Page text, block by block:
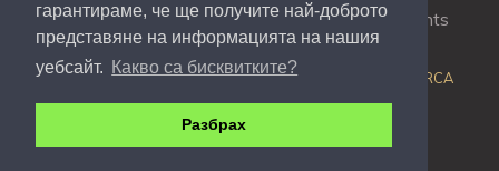
гарантираме, че ще получите най-доброто
представяне на информацията на нашия
уебсайт.
Какво са бисквитките?
Разбрах
Copyrights © 2009-2021 RHM Burgas, All Rights
Reserved.
Web Development @Colin J.D. Stewart ORCA